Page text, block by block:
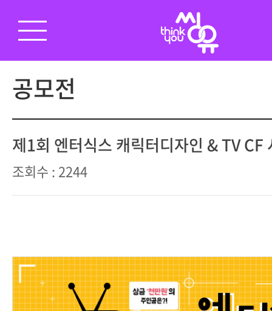
공모전
제1회 엔터식스 캐릭터디자인 & TV CF
조회수 : 2244